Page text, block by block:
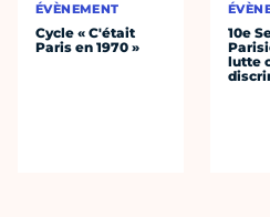
ÉVÈNEMENT
Cycle « C'était
Paris en 1970 »
10e
lutte